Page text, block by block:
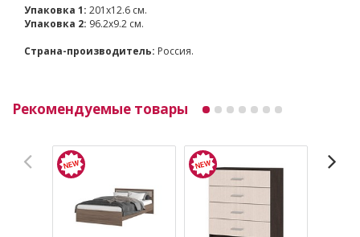
Упаковка 1: 201x12.6 см.
Упаковка 2: 96.2x9.2 см.
Страна-производитель: Россия.
Рекомендуемые товары